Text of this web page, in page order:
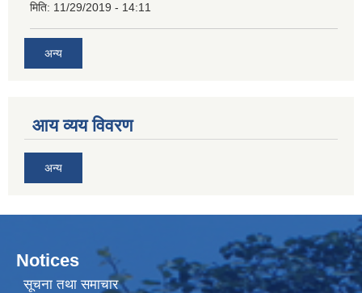
मिति: 11/29/2019 - 14:11
अन्य
आय व्यय विवरण
अन्य
Notices
सूचना तथा समाचार